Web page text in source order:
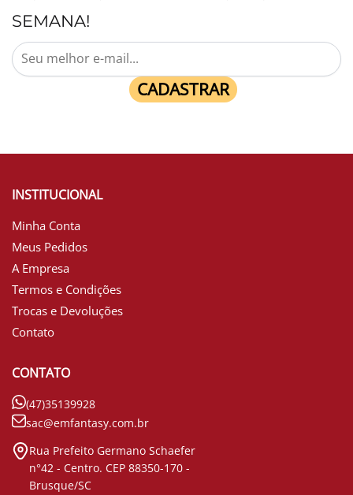
SEMANA!
CADASTRAR
INSTITUCIONAL
Minha Conta
Meus Pedidos
A Empresa
Termos e Condições
Trocas e Devoluções
Contato
CONTATO
(47)35139928
sac@emfantasy.com.br
Rua Prefeito Germano Schaefer
n°42 - Centro. CEP 88350-170 -
Brusque/SC